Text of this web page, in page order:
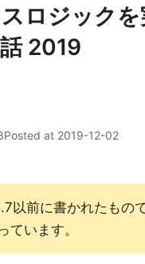
ロジック
2019
Posted at 2019-12-02
以前に書かれたもの
ています。